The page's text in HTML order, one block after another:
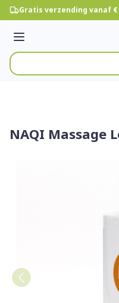
Ga naar de inhoud
Gratis verzending vanaf €
Menu
Product, merk,
NAQI Massage